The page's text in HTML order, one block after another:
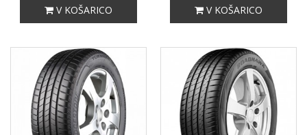
V KOŠARICO V KOŠARICO